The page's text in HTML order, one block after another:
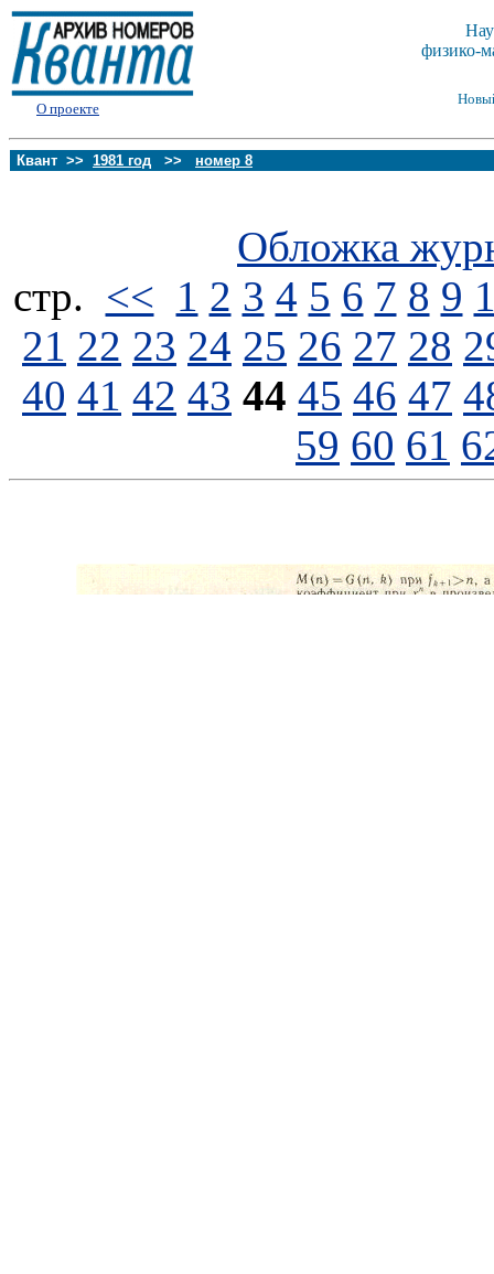
О проекте
физико-
Квант >> 1981 год >> номер 8
Обложка
стp. << 1 2 3 4 5 6 7 8 9
21 22 23 24 25 26 27 28
40 41 42 43 44 45 46 47
59 60 61